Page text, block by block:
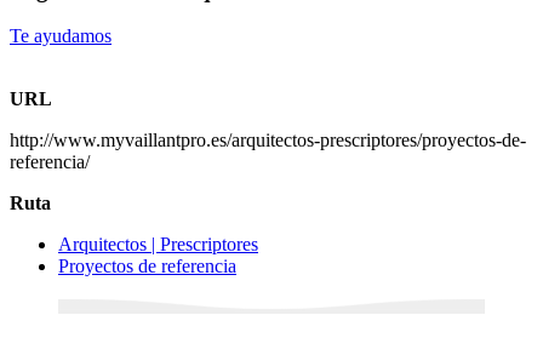
Te ayudamos
URL
http://www.myvaillantpro.es/arquitectos-prescriptores/proyectos-de-
referencia/
Ruta
Arquitectos | Prescriptores
Proyectos de referencia